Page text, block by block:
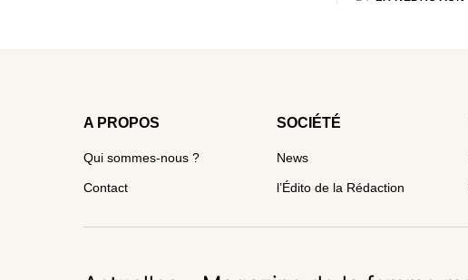
A PROPOS
Qui sommes-nous ?
Contact
SOCIÉTÉ
News
l’Édito de la Rédaction